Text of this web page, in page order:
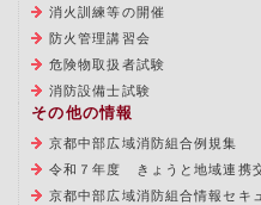
消火訓練等の開催
防火管理講習会
危険物取扱者試験
消防設備士試験
その他の情報
京都中部広域消防組合例規集
令和７年度 きょうと地域連携
京都中部広域消防組合情報セキ